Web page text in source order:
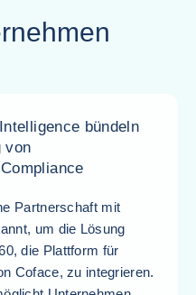
bündeln
von
Partnerschaft mit
um die Lösung
die Plattform für
Coface, zu integrieren.